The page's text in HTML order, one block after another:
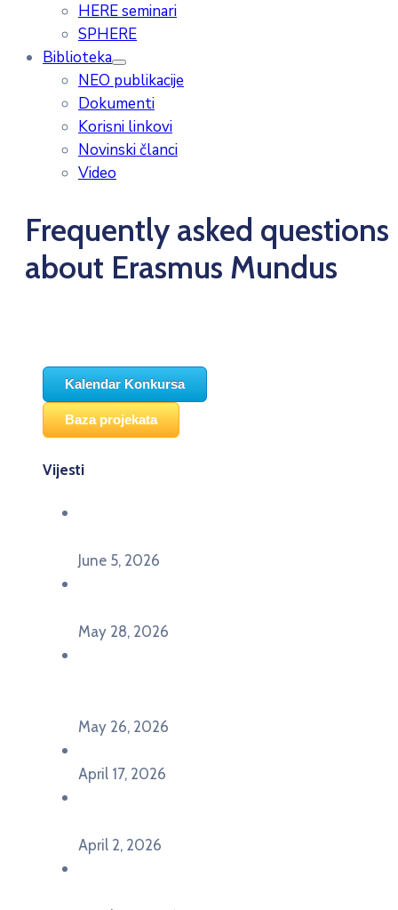
HERE seminari
SPHERE
Biblioteka
NEO publikacije
Dokumenti
Korisni linkovi
Novinski članci
Video
Frequently asked questions
about Erasmus Mundus
Kalendar Konkursa
Baza projekata
Vijesti
June 5, 2026
May 28, 2026
May 26, 2026
April 17, 2026
April 2, 2026